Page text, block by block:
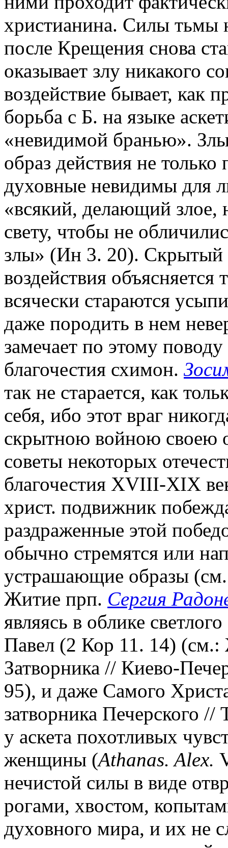
христианина. Силы тьмы
после Крещения снова
оказывает злу никакого
воздействие бывает, как
борьба с Б. на языке
«невидимой бранью».
образ действия не
духовные невидимы для
«всякий, делающий злое,
свету, чтобы не
злы» (Ин 3. 20). Скрытый
воздействия
всячески стараются
даже породить в нем
замечает по этому
благочестия схимон.
так не старается, как
себя, ибо этот враг
скрытною войною своею
советы некоторых
благочестия XVIII-XIX
христ. подвижник
раздраженные этой
обычно стремятся или
устрашающие образы
Житие прп. Сергия
являясь в облике
Павел (2 Кор 11. 14)
Затворника // Киево-
95), и даже Самого
затворника Печерского
у аскета похотливых
женщины (Athanas. Alex.
нечистой силы в виде
рогами, хвостом,
духовного мира, и их не